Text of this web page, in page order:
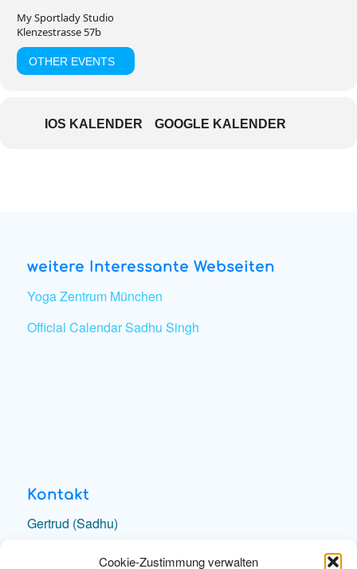
Cookie-Zustimmung verwalten
My Sportlady Studio
Klenzestrasse 57b
OTHER EVENTS
IOS KALENDER GOOGLE KALENDER
weitere Interessante Webseiten
Yoga Zentrum München
Official Calendar Sadhu Singh
Kontakt
Gertrud (Sadhu)